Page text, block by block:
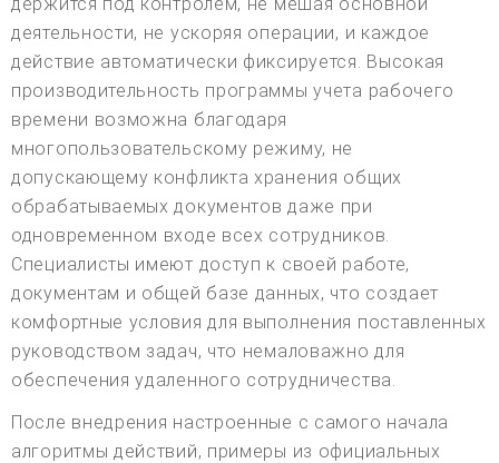
деятельности, не ускоряя операции, и каждое
действие автоматически фиксируется. Высокая
производительность программы учета рабочего
времени возможна благодаря
многопользовательскому режиму, не
допускающему конфликта хранения общих
обрабатываемых документов даже при
одновременном входе всех сотрудников.
Специалисты имеют доступ к своей работе,
документам и общей базе данных, что создает
комфортные условия для выполнения поставленных
руководством задач, что немаловажно для
обеспечения удаленного сотрудничества.
После внедрения настроенные с самого начала
алгоритмы действий, примеры из официальных